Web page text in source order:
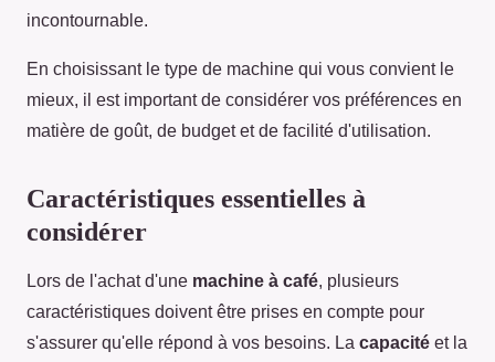
incontournable.
En choisissant le type de machine qui vous convient le
mieux, il est important de considérer vos préférences en
matière de goût, de budget et de facilité d'utilisation.
Caractéristiques essentielles à
considérer
Lors de l'achat d'une machine à café, plusieurs
caractéristiques doivent être prises en compte pour
s'assurer qu'elle répond à vos besoins. La capacité et la